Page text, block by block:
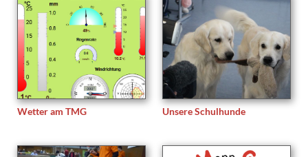
Wetter am TMG Unsere Schulhunde